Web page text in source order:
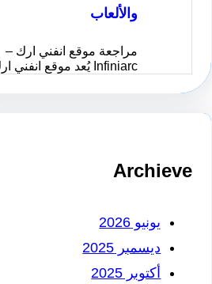
والألعاب
مراجعة موقع انفني ارك –
Infiniarc يُعد موقع انفني ارك…
Archieve
يونيو 2026
ديسمبر 2025
أكتوبر 2025